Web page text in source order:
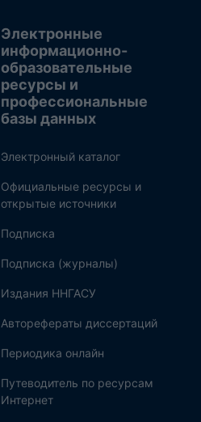
Электронные
информационно-
образовательные
ресурсы и
профессиональные
базы данных
Электронный каталог
Официальные ресурсы и
открытые источники
Подписка
Подписка (журналы)
Издания ННГАСУ
Авторефераты диссертаций
Периодика онлайн
Путеводитель по ресурсам
Интернет